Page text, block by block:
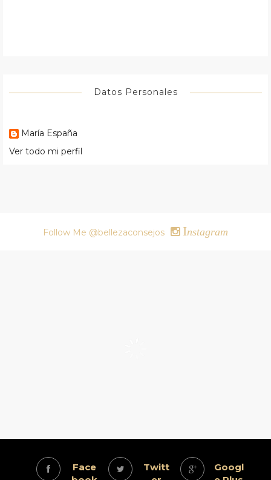
Datos Personales
María España
Ver todo mi perfil
Follow Me @bellezaconsejos Instagram
Face
Twitt
Googl